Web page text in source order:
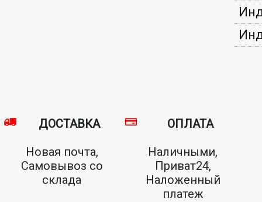
ДОСТАВКА
Новая почта,
Самовывоз со
склада
ОПЛАТА
Наличными,
Приват24,
Наложенный
платеж